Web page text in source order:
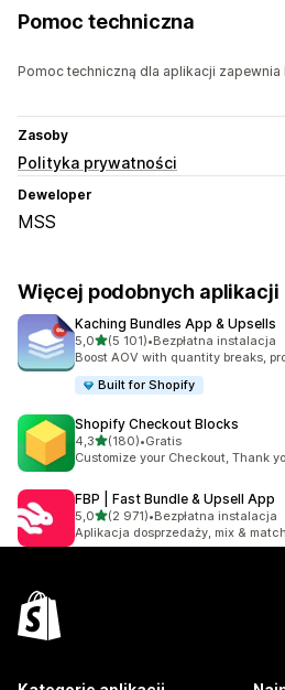
Pomoc techniczna
Pomoc techniczną dla aplikacji zapewnia
Zasoby
Polityka prywatności
Deweloper
MSS
Więcej podobnych aplikacji
Kaching Bundles App & Upsells
5,0na 5 gwiazdek
(5 101)
Łączna liczba recenzji: 5101
•Bezpłatna instalacja
Boost AOV with quantity breaks,
Built for Shopify
Shopify Checkout Blocks
4,3na 5 gwiazdek
(180)
Łączna liczba recenzji: 180
•Gratis
Customize your Checkout, Thank
FBP | Fast Bundle & Upsell App
5,0na 5 gwiazdek
(2 971)
Łączna liczba recenzji: 2971
•Bezpłatna instalacja
Aplikacja dosprzedaży, mix &